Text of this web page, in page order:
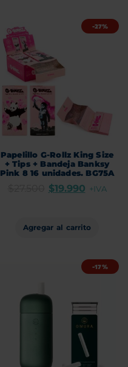
-27%
Papelillo G-Rollz King Size
+ Tips + Bandeja Banksy
Pink 8 16 unidades. BG75A
$19.990 +IVA
Agregar al carrito
-17%